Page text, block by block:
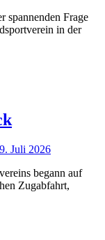
spannenden Frage
in der
Juli 2026
begann auf
Zugabfahrt,